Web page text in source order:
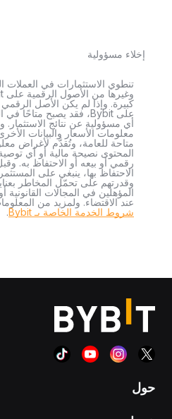
إخلاء مسؤولية
تنطوي الاستثمارات في العملات
كبيرة. وإذا لم يكن الأصل
أي مسؤولية عن نتائج
معلومات الأسعار والبيانات
متاحة للعامة، وتُقدَّم لأغراض
المحتوى نصيحة مالية أو أي
رقمي أو بيعه أو الاحتفاظ به.
الاحتفاظ بها، ينبغي على
وقدرتهم على تحمّل المخاطر
المؤهلين في المجالات القانونية
عند الاقتضاء. ولمزيد من
شروط الخدمة الخاصة بـ Bybit
.
حول